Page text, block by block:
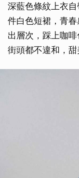
深藍色條紋上衣
件白色短裙，青
出層次，踩上咖
街頭都不違和，甜